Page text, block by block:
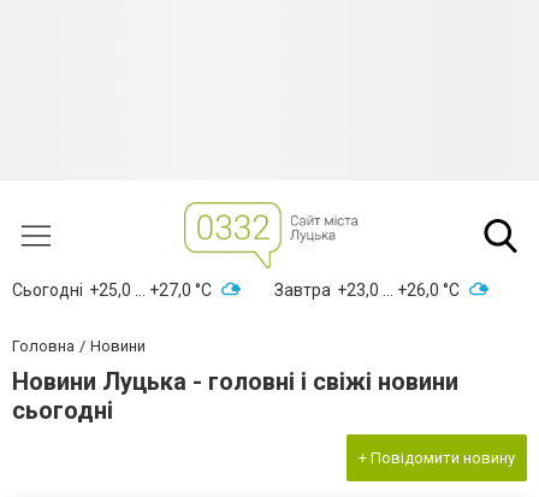
Сьогодні +25,0 ... +27,0 °С Завтра +23,0 ... +26,0 °С
Головна Новини
Новини Луцька - головні і свіжі новини
сьогодні
+ Повідомити новину